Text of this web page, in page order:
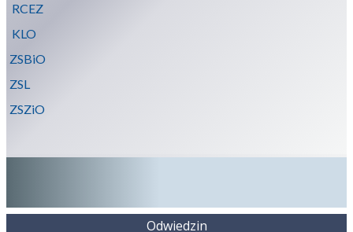
RCEZ
KLO
ZSBiO
ZSL
ZSZiO
Odwiedzin